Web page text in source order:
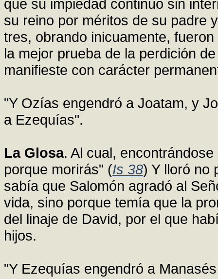
que su impiedad continuó sin
su reino por méritos de su padre
tres, obrando inicuamente,
la mejor prueba de la perdición
manifieste con carácter
"Y Ozías engendró a Joatam, y
a Ezequías".
La Glosa. Al cual,
porque morirás" (Is 38) Y lloró no
sabía que Salomón agradó al
vida, sino porque temía que la
del linaje de David, por el que
hijos.
"Y Ezequías engendró a